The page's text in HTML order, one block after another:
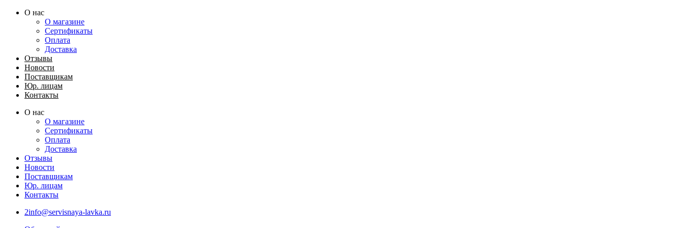
Перейти
содержимому
О нас
О магазине
Сертификаты
Оплата
Доставка
Отзывы
Новости
Поставщикам
Юр. лицам
Контакты
О нас
О магазине
Сертификаты
Оплата
Доставка
Отзывы
Новости
Поставщикам
Юр. лицам
Контакты
2info@servisnaya-lavka.ru